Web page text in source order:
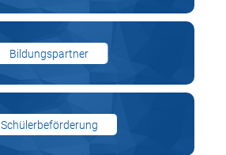
Bildungspartner
Schülerbeförderung